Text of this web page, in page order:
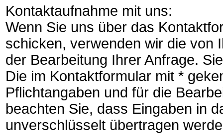
Kontaktaufnahme mit uns:
Wenn Sie uns über das
schicken, verwenden wir die von
der Bearbeitung Ihrer Anfrage.
Die im Kontaktformular mit *
Pflichtangaben und für die
beachten Sie, dass Eingaben in
unverschlüsselt übertragen